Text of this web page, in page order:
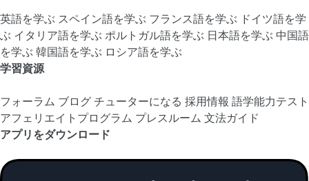
英語を学ぶ スペイン語を学ぶ フランス語を学ぶ ドイツ語を学
ぶ イタリア語を学ぶ ポルトガル語を学ぶ 日本語を学ぶ 中国語
を学ぶ 韓国語を学ぶ ロシア語を学ぶ
学習資源
フォーラム ブログチューターになる 採用情報 語学能力テスト
アフェリエイトプログラム プレスルーム 文法ガイド
アプリをダウンロード